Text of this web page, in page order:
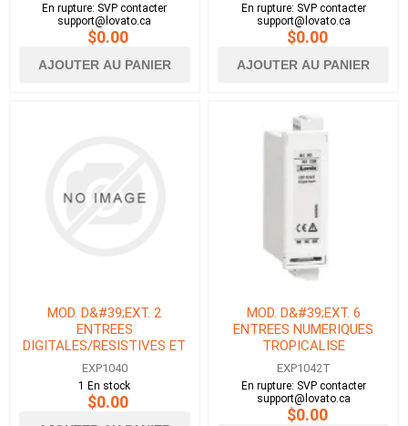
En rupture: SVP contacter
support@lovato.ca
$0.00
AJOUTER AU PANIER
En rupture: SVP contacter
support@lovato.ca
$0.00
AJOUTER AU PANIER
MOD. D&#39;EXT. 2
ENTREES
DIGITALES/RESISTIVES ET
2 SORTIES STATIQUES
EXP1040
1 En stock
$0.00
MOD. D&#39;EXT. 6
ENTREES NUMERIQUES
TROPICALISE
EXP1042T
En rupture: SVP contacter
support@lovato.ca
$0.00